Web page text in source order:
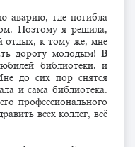
аварию, где погибла
Поэтому я решила,
отдых, к тому же, мне
дорогу молодым! В
библиотеки, и
до сих пор снятся
и сама библиотека.
профессионального
всех коллег, всё